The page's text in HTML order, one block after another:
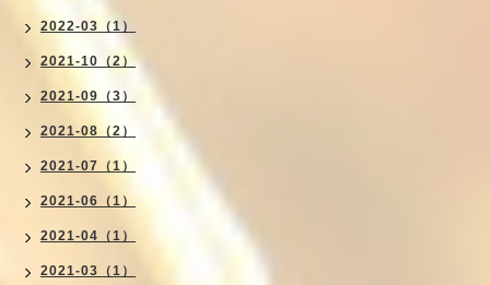
2022-03（1）
2021-10（2）
2021-09（3）
2021-08（2）
2021-07（1）
2021-06（1）
2021-04（1）
2021-03（1）